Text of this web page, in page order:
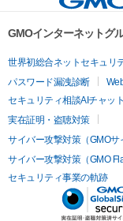
GMOインターネットグ
世界初総合ネットセキュリ
パスワード漏洩診断
セキュリティ相談AIチャッ
実在証明・盗聴対策
サイバー攻撃対策（GMOサ
サイバー攻撃対策（GMO
セキュリティ事業の軌跡